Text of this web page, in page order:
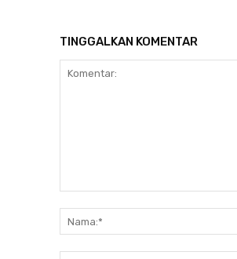
TINGGALKAN KOMENTAR